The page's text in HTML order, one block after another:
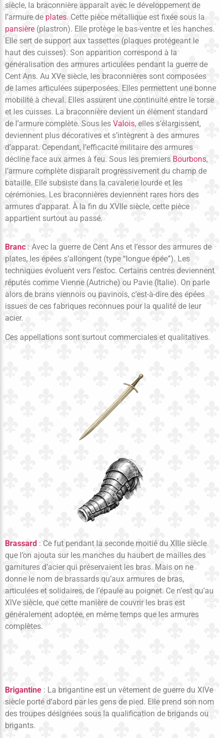
siècle, la braconnière apparaît avec le développement de
l’armure de plates. Cette pièce métallique est fixée sous la
pansière (plastron). Elle protège le bas-ventre et les hanches.
Elle sert de support aux tassettes (plaques protégeant le
haut des cuisses). Son apparition correspond à la
généralisation des armures articulées pendant la guerre de
Cent Ans. Au XVe siècle, les braconnières sont composées
de lames articulées superposées. Elles permettent une bonne
mobilité à cheval. Elles assurent une continuité entre le torse
et les cuisses. La braconnière devient un élément standard
de l’armure complète. Sous les Valois, elles s’élargissent,
deviennent plus décoratives et s’intègrent à des armures
d’apparat. Cependant, l’efficacité militaire des armures
décline face aux armes à feu. Sous les premiers Bourbons,
l’armure complète disparaît progressivement du champ de
bataille. Elle subsiste dans la cavalerie lourde et les
cérémonies. Les braconnières deviennent rares hors des
armures d’apparat. À la fin du XVIIe siècle, cette pièce
appartient surtout au passé.
Branc : Avec la guerre de Cent Ans et l’essor des armures de
plates, les épées s’allongent (type “longue épée”). Les
techniques évoluent vers l’estoc. Certains centres deviennent
réputés comme Vienne (Autriche) ou Pavie (Italie). On parle
alors de brans viennois ou pavinois, c’est-à-dire des épées
issues de ces fabriques reconnues pour la qualité de leur
acier.
Ces appellations sont surtout commerciales et qualitatives.
Brassard : Ce fut pendant la seconde moitié du XIIIe siècle
que l’on ajouta sur les manches du haubert de mailles des
garnitures d’acier qui préservaient les bras. Mais on ne
donne le nom de brassards qu’aux armures de bras,
articulées et solidaires, de l’épaule au poignet. Ce n’est qu’au
XIVe siècle, que cette manière de couvrir les bras est
généralement adoptée, en même temps que les armures
complètes.
Brigantine : La brigantine est un vêtement de guerre du XIVe
siècle porté d’abord par les gens de pied. Elle prend son nom
des troupes désignées sous la qualification de brigands ou
brigants.